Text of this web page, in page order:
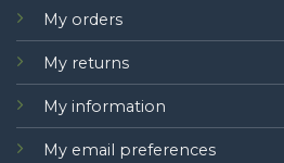
My orders
My returns
My information
My email preferences